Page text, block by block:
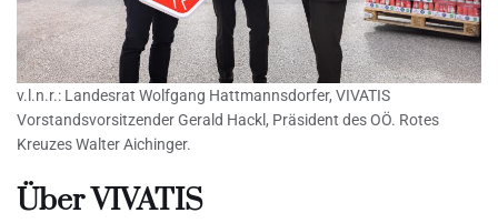
v.l.n.r.: Landesrat Wolfgang Hattmannsdorfer, VIVATIS
Vorstandsvorsitzender Gerald Hackl, Präsident des OÖ. Rotes
Kreuzes Walter Aichinger.
Über VIVATIS